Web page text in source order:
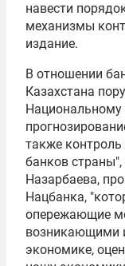
навести
механизмы
издание.
В отношении
Казахстана
Национальному
также
банков
Назарбаева,
Нацбанка,
опережающие
возникающими
экономике,